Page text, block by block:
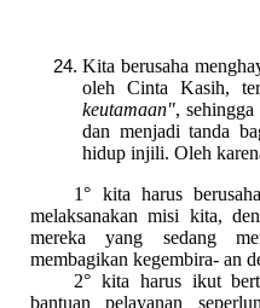
Kita berusaha
oleh Cinta Kasih,
keutamaan",
dan menjadi tanda
hidup injili. Oleh
1° kita harus
melaksanakan misi kita,
mereka yang sedang
membagikan kegembira- an
2° kita harus ikut
bantuan pelayanan